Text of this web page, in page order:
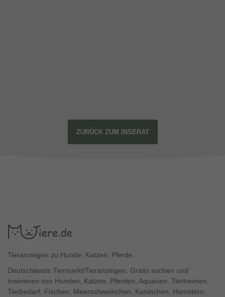
ZURÜCK ZUM INSERAT
Tieranzeigen zu Hunde, Katzen, Pferde.
Deutschlands Tiermarkt/Tieranzeigen. Gratis suchen und
inserieren von Hunden, Katzen, Pferden, Aquarien, Tierheimen,
Tierbedarf, Fischen, Meerschweinchen, Kaninchen, Hamstern,